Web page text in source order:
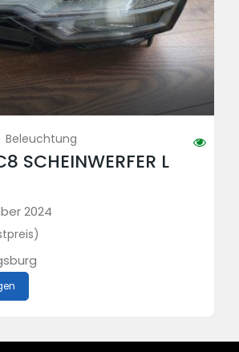
Beleuchtung
SCHEINWERFER L
2024